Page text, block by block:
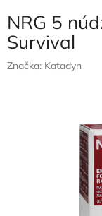
NRG 5
Survival
Značka: Katadyn